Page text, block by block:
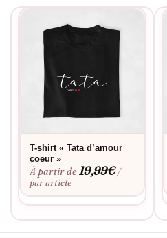
T-shirt « Tata d’amour
coeur »
À partir de19,99€ /
par article